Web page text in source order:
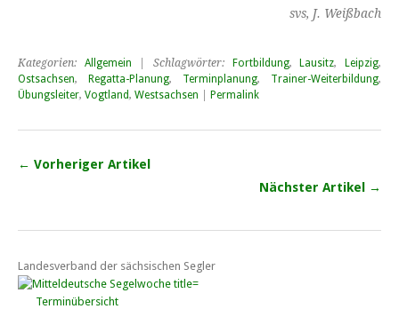
svs, J. Weißbach
Kategorien: Allgemein | Schlagwörter: Fortbildung, Lausitz, Leipzig,
Ostsachsen, Regatta-Planung, Terminplanung, Trainer-Weiterbildung,
Übungsleiter, Vogtland, Westsachsen Permalink
← Vorheriger Artikel
Nächster Artikel →
Landesverband der sächsischen Segler
Terminübersicht